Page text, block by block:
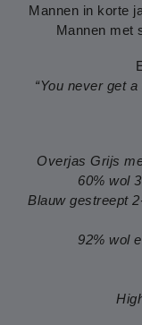
Mannen in korte
Mannen met
“You never get
Overjas Grijs
60% wol
Blauw gestreept
92% wol